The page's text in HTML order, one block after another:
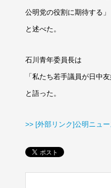
公明党の役割に期待する」
と述べた。
石川青年委員長は
「私たち若手議員が日中
と語った。
>> [外部リンク]公明ニュ